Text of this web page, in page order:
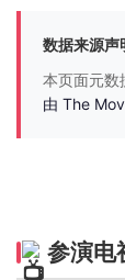
数据来源声
本页面元数
由 The
参演电